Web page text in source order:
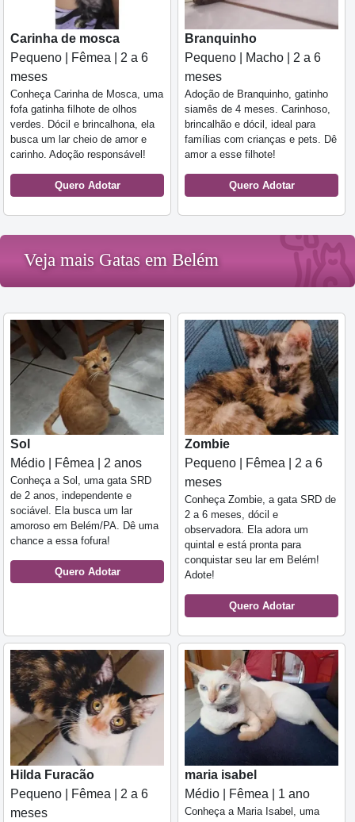
Carinha de mosca
Pequeno | Fêmea | 2 a 6
meses
Conheça Carinha de Mosca, uma
fofa gatinha filhote de olhos
verdes. Dócil e brincalhona, ela
busca um lar cheio de amor e
carinho. Adoção responsável!
Quero Adotar
Branquinho
Pequeno | Macho | 2 a 6
meses
Adoção de Branquinho, gatinho
siamês de 4 meses. Carinhoso,
brincalhão e dócil, ideal para
famílias com crianças e pets. Dê
amor a esse filhote!
Quero Adotar
Veja mais Gatas em Belém
Sol
Médio | Fêmea | 2 anos
Conheça a Sol, uma gata SRD
de 2 anos, independente e
sociável. Ela busca um lar
amoroso em Belém/PA. Dê uma
chance a essa fofura!
Quero Adotar
Zombie
Pequeno | Fêmea | 2 a 6
meses
Conheça Zombie, a gata SRD de
2 a 6 meses, dócil e
observadora. Ela adora um
quintal e está pronta para
conquistar seu lar em Belém!
Adote!
Quero Adotar
Hilda Furacão
Pequeno | Fêmea | 2 a 6
meses
maria isabel
Médio | Fêmea | 1 ano
Conheça a Maria Isabel, uma